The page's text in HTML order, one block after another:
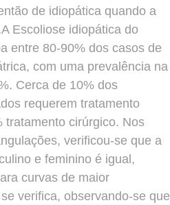
de idiopática quando a
Escoliose idiopática do
entre 80-90% dos casos de
com uma prevalência na
Cerca de 10% dos
requerem tratamento
tratamento cirúrgico. Nos
verificou-se que a
e feminino é igual,
curvas de maior
verifica, observando-se que